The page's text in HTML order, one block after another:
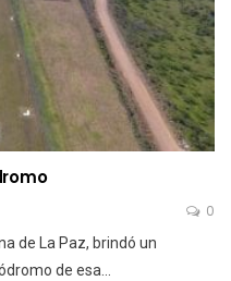
0
de La Paz, brindó un
de esa…